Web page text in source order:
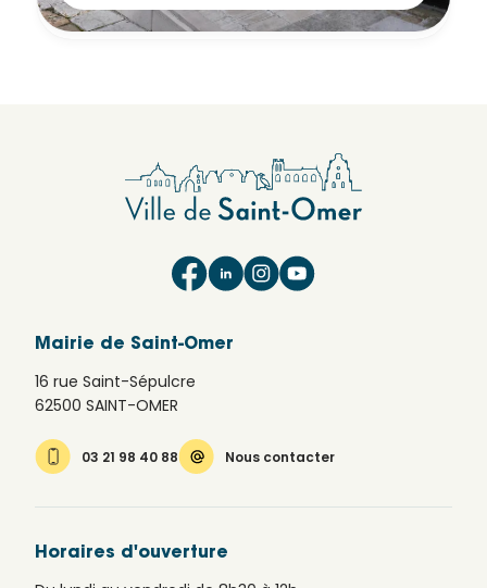
cliquez ici.
Mairie de Saint-Omer
16 rue Saint-Sépulcre
62500 SAINT-OMER
03 21 98 40 88 Nous contacter
Horaires d'ouverture